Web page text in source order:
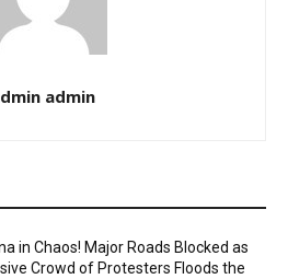
admin
in Chaos! Major Roads Blocked as
Crowd of Protesters Floods the